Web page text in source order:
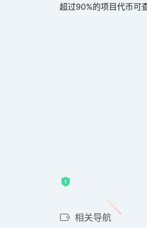
超过90%的项目代币可
相关导航